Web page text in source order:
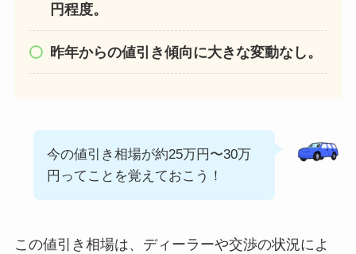
円程度。
昨年からの値引き傾向に大きな変動なし。
今の値引き相場が約25万円〜30万
円ってことを覚えておこう！
この値引き相場は、ディーラーや交渉の状況によ